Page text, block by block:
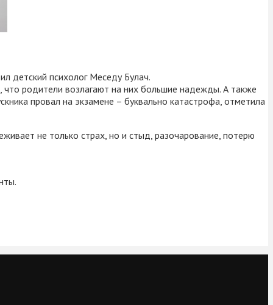
детский психолог Меседу Булач.
родители возлагают на них большие надежды. А также
провал на экзамене – буквально катастрофа, отметила
не только страх, но и стыд, разочарование, потерю